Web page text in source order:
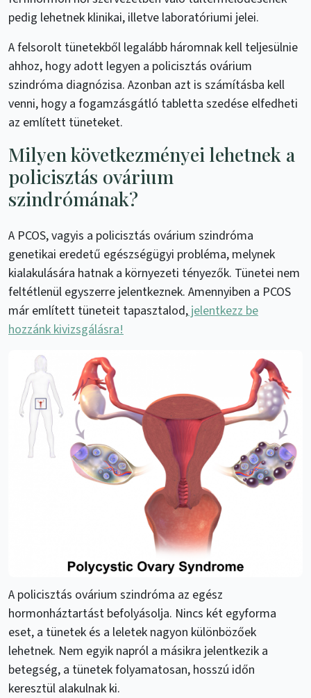
pedig lehetnek klinikai, illetve laboratóriumi jelei.
A felsorolt tünetekből legalább háromnak kell teljesülnie
ahhoz, hogy adott legyen a policisztás ovárium
szindróma diagnózisa. Azonban azt is számításba kell
venni, hogy a fogamzásgátló tabletta szedése elfedheti
az említett tüneteket.
Milyen következményei lehetnek a
policisztás ovárium
szindrómának?
A PCOS, vagyis a policisztás ovárium szindróma
genetikai eredetű egészségügyi probléma, melynek
kialakulására hatnak a környezeti tényezők. Tünetei nem
feltétlenül egyszerre jelentkeznek. Amennyiben a PCOS
már említett tüneteit tapasztalod, jelentkezz be
hozzánk kivizsgálásra!
A policisztás ovárium szindróma az egész
hormonháztartást befolyásolja. Nincs két egyforma
eset, a tünetek és a leletek nagyon különbözőek
lehetnek. Nem egyik napról a másikra jelentkezik a
betegség, a tünetek folyamatosan, hosszú időn
keresztül alakulnak ki.